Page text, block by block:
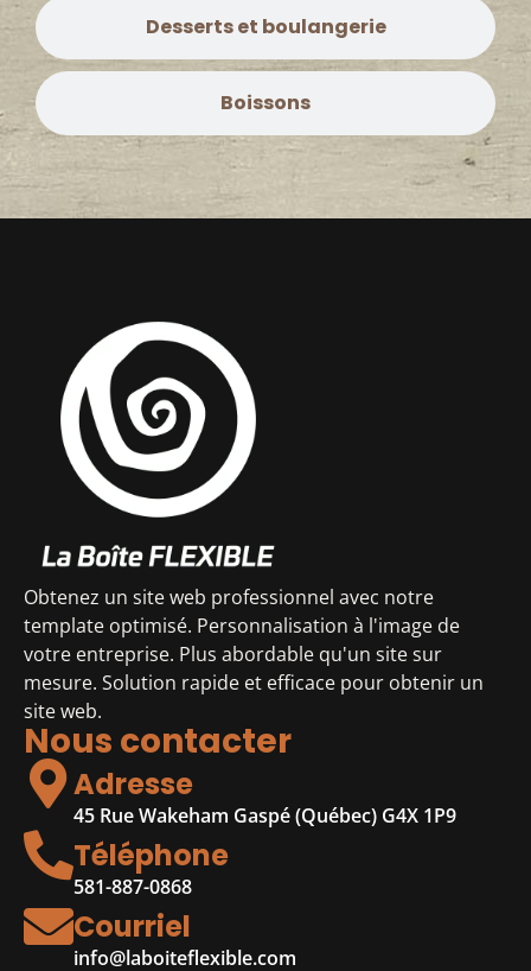
Desserts et boulangerie
Boissons
Obtenez un site web professionnel avec notre
template optimisé. Personnalisation à l'image de
votre entreprise. Plus abordable qu'un site sur
mesure. Solution rapide et efficace pour obtenir un
site web.
Nous contacter
Adresse
45 Rue Wakeham Gaspé (Québec) G4X 1P9
Téléphone
581-887-0868
Courriel
info@laboiteflexible.com